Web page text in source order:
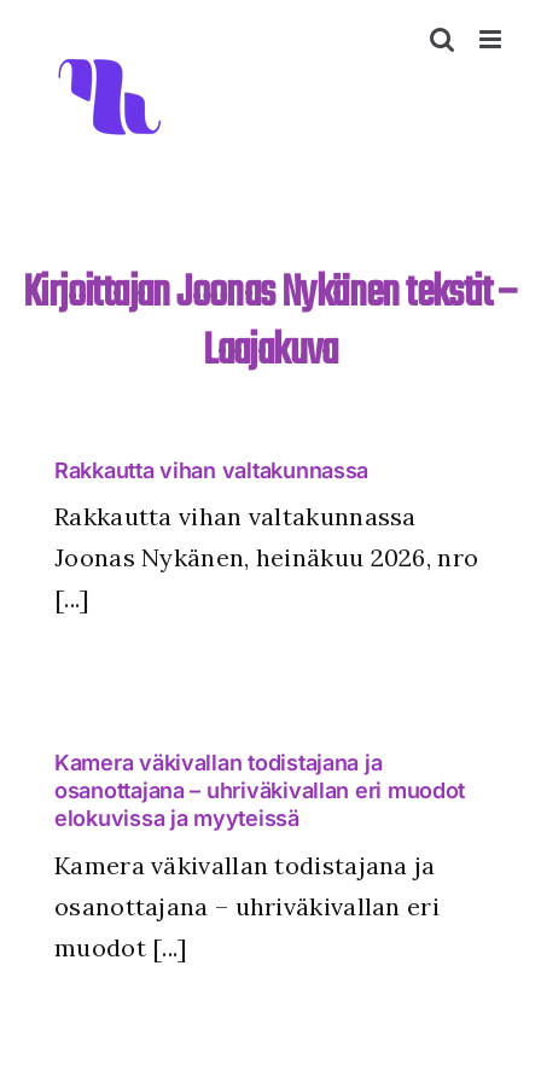
content
Kirjoittajan Joonas Nykänen tekstit –
Laajakuva
Rakkautta vihan valtakunnassa
Rakkautta vihan valtakunnassa
Joonas Nykänen, heinäkuu 2026, nro
[...]
Kamera väkivallan todistajana ja
osanottajana – uhriväkivallan eri muodot
elokuvissa ja myyteissä
Kamera väkivallan todistajana ja
osanottajana – uhriväkivallan eri
muodot [...]